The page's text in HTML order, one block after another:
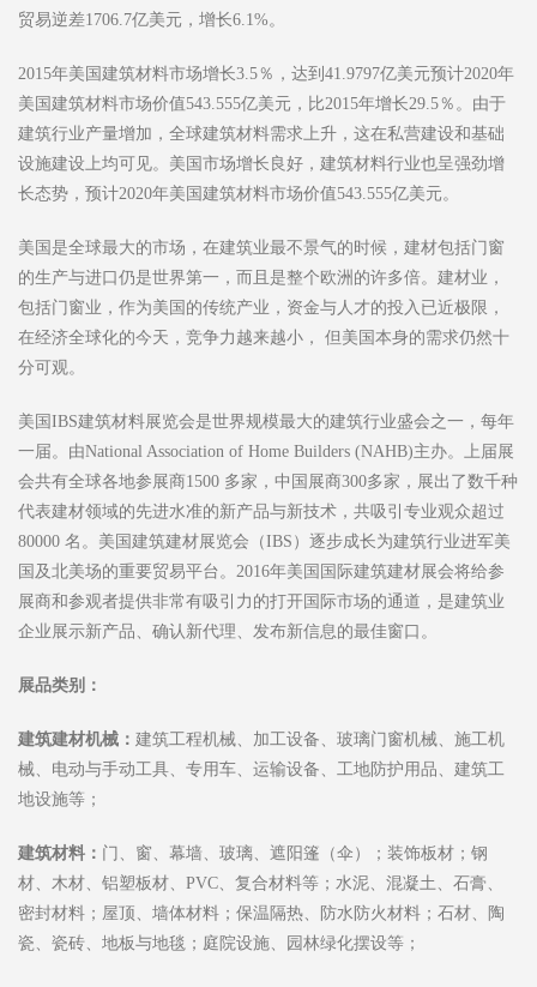
贸易逆差1706.7亿美元，增长6.1%。
2015年美国建筑材料市场增长3.5％，达到41.9797亿美元预计2020年
美国建筑材料市场价值543.555亿美元，比2015年增长29.5％。由于
建筑行业产量增加，全球建筑材料需求上升，这在私营建设和基础
设施建设上均可见。美国市场增长良好，建筑材料行业也呈强劲增
长态势，预计2020年美国建筑材料市场价值543.555亿美元。
美国是全球最大的市场，在建筑业最不景气的时候，建材包括门窗
的生产与进口仍是世界第一，而且是整个欧洲的许多倍。建材业，
包括门窗业，作为美国的传统产业，资金与人才的投入已近极限，
在经济全球化的今天，竞争力越来越小， 但美国本身的需求仍然十
分可观。
美国IBS建筑材料展览会是世界规模最大的建筑行业盛会之一，每年
一届。由National Association of Home Builders (NAHB)主办。上届展
会共有全球各地参展商1500 多家，中国展商300多家，展出了数千种
代表建材领域的先进水准的新产品与新技术，共吸引专业观众超过
80000 名。美国建筑建材展览会（IBS）逐步成长为建筑行业进军美
国及北美场的重要贸易平台。2016年美国国际建筑建材展会将给参
展商和参观者提供非常有吸引力的打开国际市场的通道，是建筑业
企业展示新产品、确认新代理、发布新信息的最佳窗口。
展品类别：
建筑建材机械： 建筑工程机械、加工设备、玻璃门窗机械、施工机
械、电动与手动工具、专用车、运输设备、工地防护用品、建筑工
地设施等；
建筑材料： 门、窗、幕墙、玻璃、遮阳篷（伞）；装饰板材；钢
材、木材、铝塑板材、PVC、复合材料等；水泥、混凝土、石膏、
密封材料；屋顶、墙体材料；保温隔热、防水防火材料；石材、陶
瓷、瓷砖、地板与地毯；庭院设施、园林绿化摆设等；